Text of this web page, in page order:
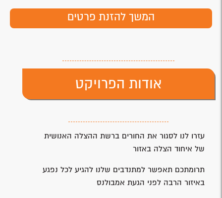
המשך להזנת פרטים
אודות הפרויקט
עזרו לנו לסגור את החורים ברשת ההצלה האנושית
של איחוד הצלה באזור
תרומתכם תאפשר למתנדבים שלנו להגיע לכל נפגע
באיזור הרבה לפני הגעת אמבולנס